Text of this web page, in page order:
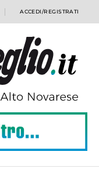
ACCEDI/REGISTRATI